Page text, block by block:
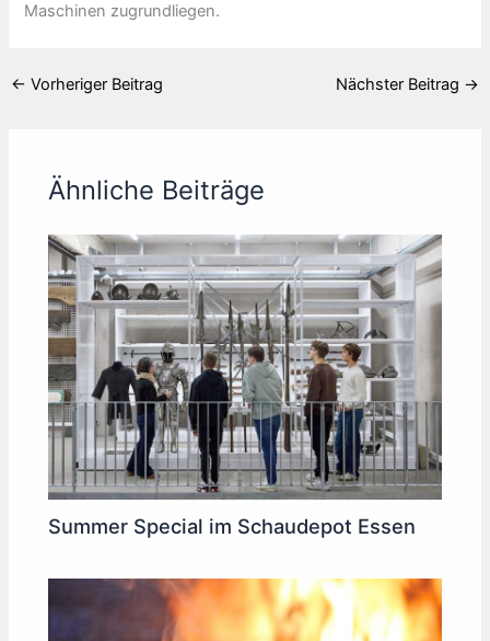
Maschinen zugrundliegen.
← Vorheriger Beitrag Nächster Beitrag →
Ähnliche Beiträge
Summer Special im Schaudepot Essen